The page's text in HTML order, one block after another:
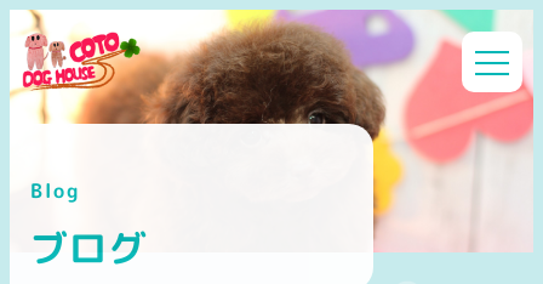
メ
イ
ン
Blog
ブログ